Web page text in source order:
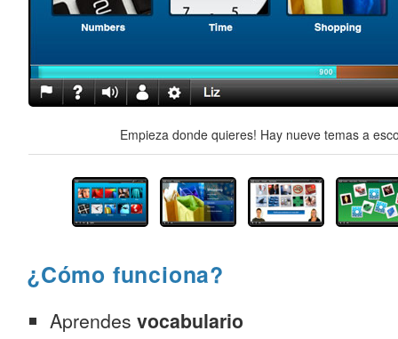
Empieza donde quieres! Hay nueve temas a
¿Cómo funciona?
Aprendes vocabulario